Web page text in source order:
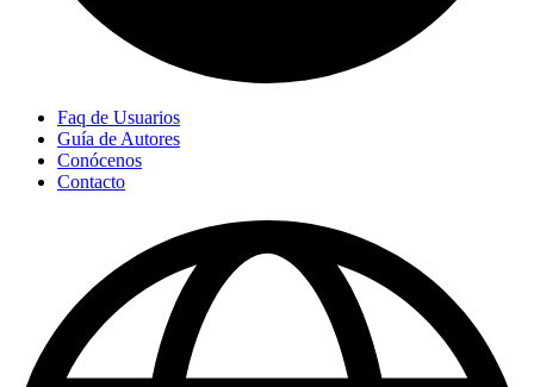
Faq de Usuarios
Guía de Autores
Conócenos
Contacto